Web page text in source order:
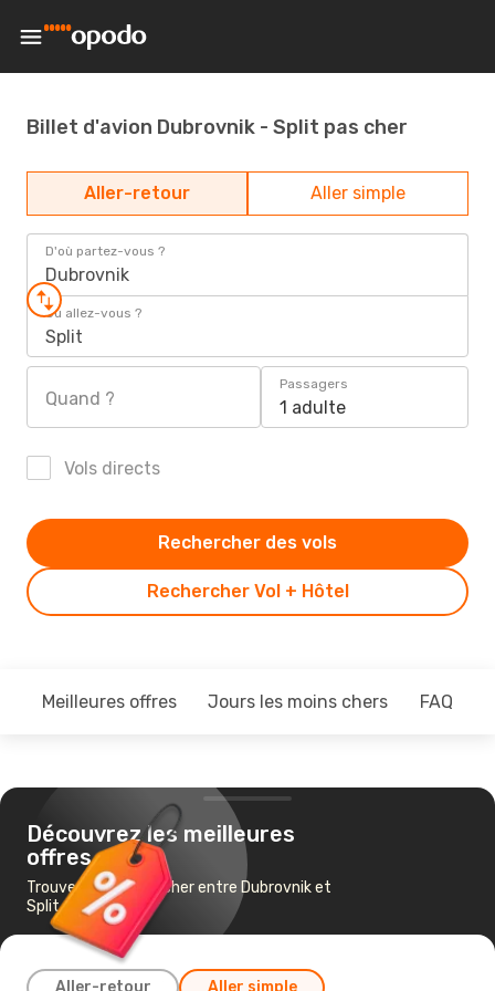
Billet d'avion Dubrovnik - Split pas cher
Aller-retour Aller simple
D'où partez-vous ?
Dubrovnik
Où allez-vous ?
Split
Quand ?
Passagers
1 adulte
Vols directs
Rechercher Vol + Hôtel
Rechercher des vols
Meilleures offres Jours les moins chers FAQ
Découvrez les meilleures
offres
Trouvez un vol pas cher entre Dubrovnik et
Split
Aller-retour Aller simple